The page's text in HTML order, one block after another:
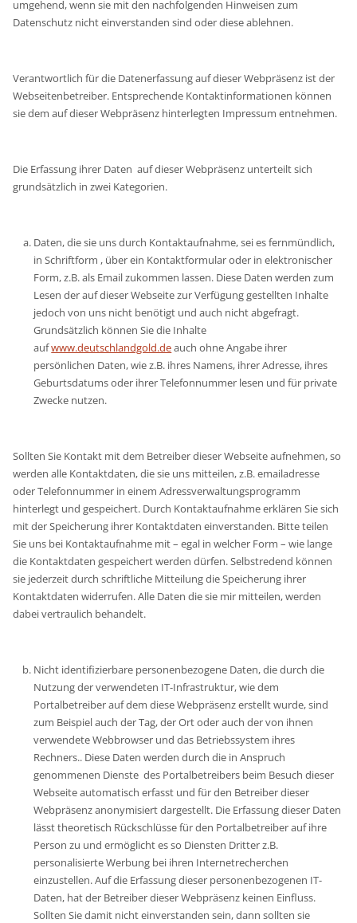
umgehend, wenn sie mit den nachfolgenden Hinweisen zum
Datenschutz nicht einverstanden sind oder diese ablehnen.
Verantwortlich für die Datenerfassung auf dieser Webpräsenz ist der
Webseitenbetreiber. Entsprechende Kontaktinformationen können
sie dem auf dieser Webpräsenz hinterlegten Impressum entnehmen.
Die Erfassung ihrer Daten auf dieser Webpräsenz unterteilt sich
grundsätzlich in zwei Kategorien.
Daten, die sie uns durch Kontaktaufnahme, sei es fernmündlich,
in Schriftform , über ein Kontaktformular oder in elektronischer
Form, z.B. als Email zukommen lassen. Diese Daten werden zum
Lesen der auf dieser Webseite zur Verfügung gestellten Inhalte
jedoch von uns nicht benötigt und auch nicht abgefragt.
Grundsätzlich können Sie die Inhalte
aufwww.deutschlandgold.deauch ohne Angabe ihrer
persönlichen Daten, wie z.B. ihres Namens, ihrer Adresse, ihres
Geburtsdatums oder ihrer Telefonnummer lesen und für private
Zwecke nutzen.
Sollten Sie Kontakt mit dem Betreiber dieser Webseite aufnehmen, so
werden alle Kontaktdaten, die sie uns mitteilen, z.B. emailadresse
oder Telefonnummer in einem Adressverwaltungsprogramm
hinterlegt und gespeichert. Durch Kontaktaufnahme erklären Sie sich
mit der Speicherung ihrer Kontaktdaten einverstanden. Bitte teilen
Sie uns bei Kontaktaufnahme mit – egal in welcher Form – wie lange
die Kontaktdaten gespeichert werden dürfen. Selbstredend können
sie jederzeit durch schriftliche Mitteilung die Speicherung ihrer
Kontaktdaten widerrufen. Alle Daten die sie mir mitteilen, werden
dabei vertraulich behandelt.
Nicht identifizierbare personenbezogene Daten, die durch die
Nutzung der verwendeten IT-Infrastruktur, wie dem
Portalbetreiber auf dem diese Webpräsenz erstellt wurde, sind
zum Beispiel auch der Tag, der Ort oder auch der von ihnen
verwendete Webbrowser und das Betriebssystem ihres
Rechners.. Diese Daten werden durch die in Anspruch
genommenen Dienste des Portalbetreibers beim Besuch dieser
Webseite automatisch erfasst und für den Betreiber dieser
Webpräsenz anonymisiert dargestellt. Die Erfassung dieser Daten
lässt theoretisch Rückschlüsse für den Portalbetreiber auf ihre
Person zu und ermöglicht es so Diensten Dritter z.B.
personalisierte Werbung bei ihren Internetrecherchen
einzustellen. Auf die Erfassung dieser personenbezogenen IT-
Daten, hat der Betreiber dieser Webpräsenz keinen Einfluss.
Sollten Sie damit nicht einverstanden sein, dann sollten sie